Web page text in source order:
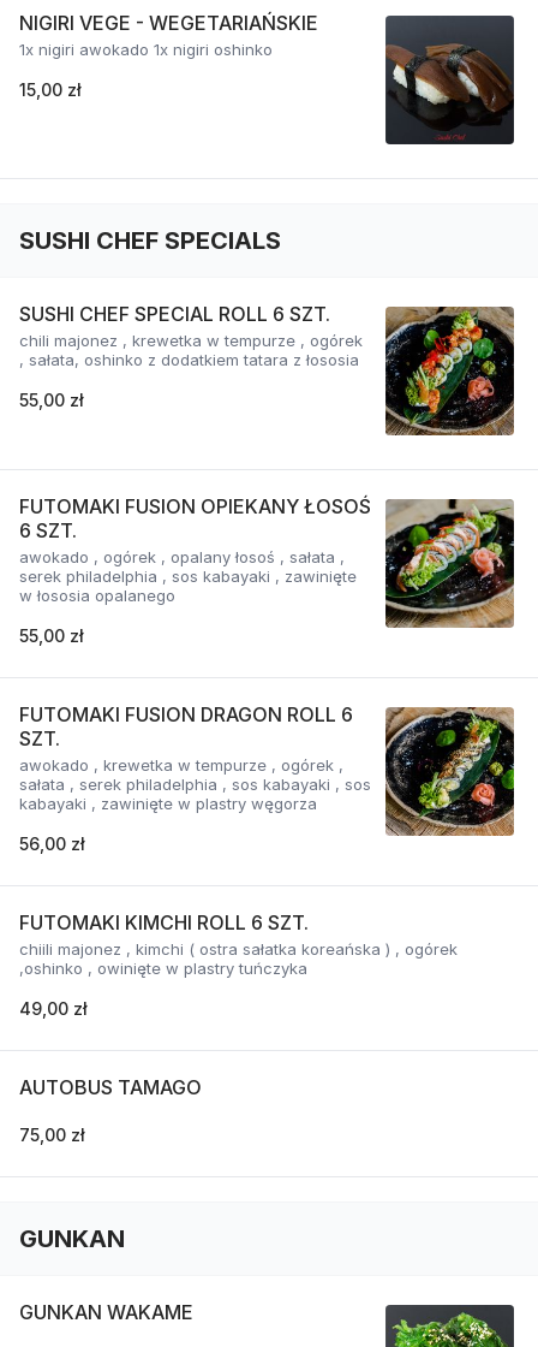
NIGIRI VEGE - WEGETARIAŃSKIE
1x nigiri awokado 1x nigiri oshinko
15,00 zł
SUSHI CHEF SPECIALS
SUSHI CHEF SPECIAL ROLL 6 SZT.
chili majonez , krewetka w tempurze , ogórek
, sałata, oshinko z dodatkiem tatara z łososia
55,00 zł
FUTOMAKI FUSION OPIEKANY ŁOSOŚ
6 SZT.
awokado , ogórek , opalany łosoś , sałata ,
serek philadelphia , sos kabayaki , zawinięte
w łososia opalanego
55,00 zł
FUTOMAKI FUSION DRAGON ROLL 6
SZT.
awokado , krewetka w tempurze , ogórek ,
sałata , serek philadelphia , sos kabayaki , sos
kabayaki , zawinięte w plastry węgorza
56,00 zł
FUTOMAKI KIMCHI ROLL 6 SZT.
chiili majonez , kimchi ( ostra sałatka koreańska ) , ogórek
,oshinko , owinięte w plastry tuńczyka
49,00 zł
AUTOBUS TAMAGO
75,00 zł
GUNKAN
GUNKAN WAKAME